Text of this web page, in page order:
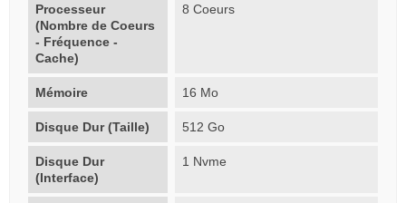
Processeur
(Nombre de Coeurs
- Fréquence -
Cache)
8 Coeurs
Mémoire 16 Mo
Disque Dur (Taille) 512 Go
Disque Dur
(Interface)
1 Nvme